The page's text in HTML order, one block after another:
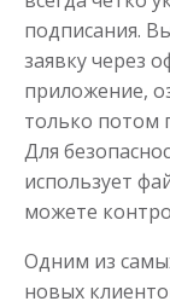
подписания.
заявку через
приложение,
только потом
Для
использует
можете
Одним из
новых